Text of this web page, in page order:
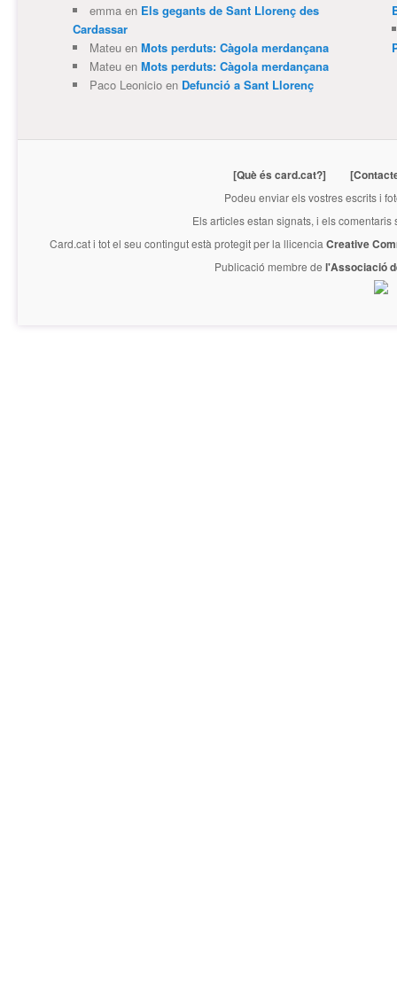
emmaen Els gegants de Sant Llorenç des
Cardassar
Mateuen Mots perduts: Càgola merdançana
Mateuen Mots perduts: Càgola merdançana
Paco Leonicioen Defunció a Sant Llorenç
[Què és card.cat?]
Podeu enviar els vostres escrits i
Els articles estan signats, i els
Card.cati tot el seu contingut està protegit per la llicencia Creative
Publicació membre de l'Associació